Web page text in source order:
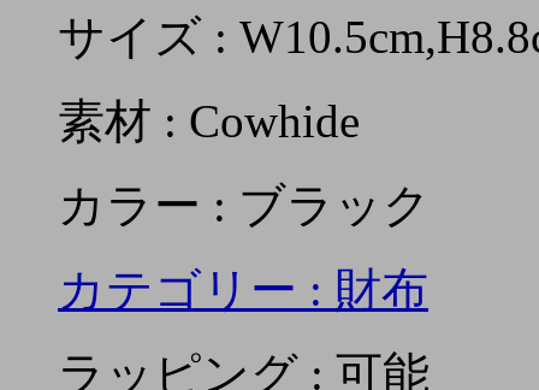
サイズ :
素材 : Cowhide
カラー : ブラック
カテゴリー : 財布
ラッピング : 可能